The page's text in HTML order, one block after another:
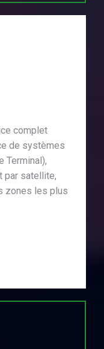
complet
de systèmes
Terminal),
par satellite,
zones les plus